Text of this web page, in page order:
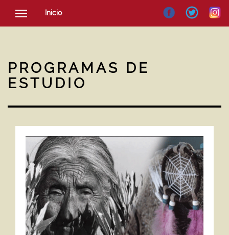
Inicio
SOCIEDAD
NOTICIAS
PROGRAMAS DE
ESTUDIO